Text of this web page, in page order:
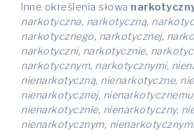
Inne określenia słowa
narkotyczna, narkotyczną,
narkotycznego, narkotycznej,
narkotyczni, narkotycznie,
narkotycznym, narkotycznymi,
nienarkotyczną, nienarkotyczne,
nienarkotycznej,
nienarkotycznie, nienarkotyczny,
nienarkotycznym,